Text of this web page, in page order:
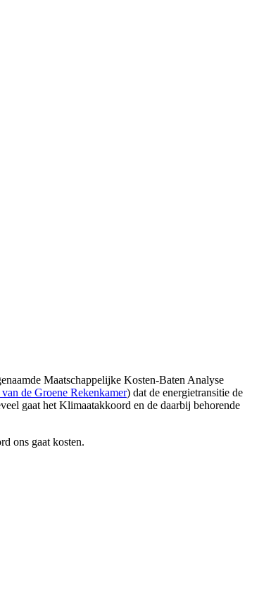
Maatschappelijke Kosten-Baten Analyse
de Groene Rekenkamer) dat de energietransitie de
gaat het Klimaatakkoord en de daarbij behorende
ons gaat kosten.